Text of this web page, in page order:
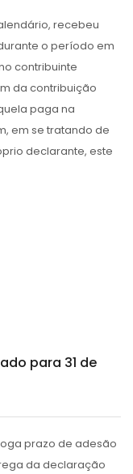
recebeu
o período em
contribuinte
da contribuição
paga na
em se tratando de
declarante, este
para 31 de
prazo de adesão
da declaração